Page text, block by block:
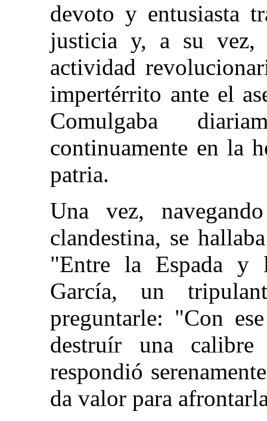
devoto y entusiasta
justicia y, a su vez,
actividad
impertérrito ante el
Comulgaba
continuamente en la
patria.
Una vez,
clandestina, se
"Entre la Espada y
García, un
preguntarle: "Con
destruír una
respondió
da valor para